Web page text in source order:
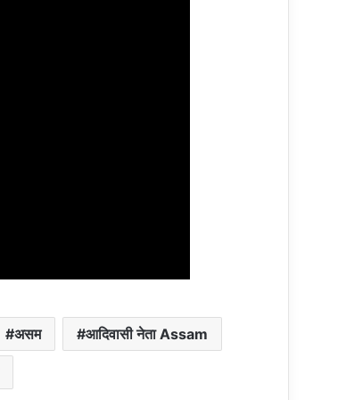
असम आदिवासी नेता Assam